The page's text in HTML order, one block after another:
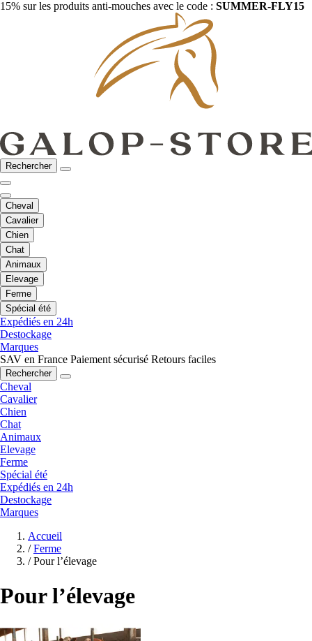
15% sur les produits anti-mouches avec le code : SUMMER-FLY15
Rechercher
Cheval
Cavalier
Chien
Chat
Animaux
Elevage
Ferme
Spécial été
Expédiés en 24h
Destockage
Marques
SAV en France Paiement sécurisé Retours faciles
Rechercher
Cheval
Cavalier
Chien
Chat
Animaux
Elevage
Ferme
Spécial été
Expédiés en 24h
Destockage
Marques
Accueil
/ Ferme
/ Pour l’élevage
Pour l’élevage